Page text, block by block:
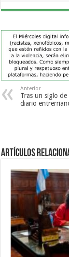
Anterior
Tras un siglo
diario
Artículos